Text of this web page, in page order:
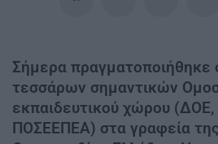
Σήμερα πραγματοποιήθηκε
τεσσάρων σημαντικών
εκπαιδευτικού χώρου
ΠΟΣΕΕΠΕΑ) στα γραφεία